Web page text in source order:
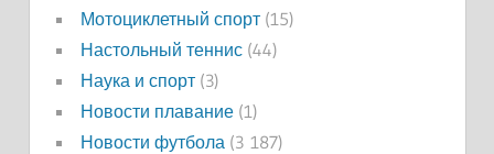
Мотоциклетный спорт(15)
Настольный теннис(44)
Наука и спорт(3)
Новости плавание(1)
Новости футбола (3 187)